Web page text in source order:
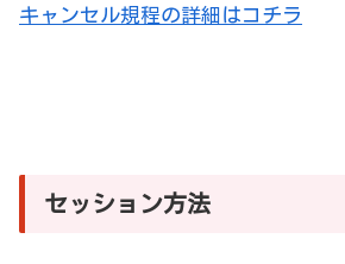
キャンセル規程の詳細はコチラ
セッション方法